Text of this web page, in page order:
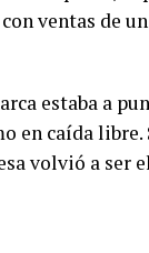
ventas de
estaba a
en caída
volvió a ser